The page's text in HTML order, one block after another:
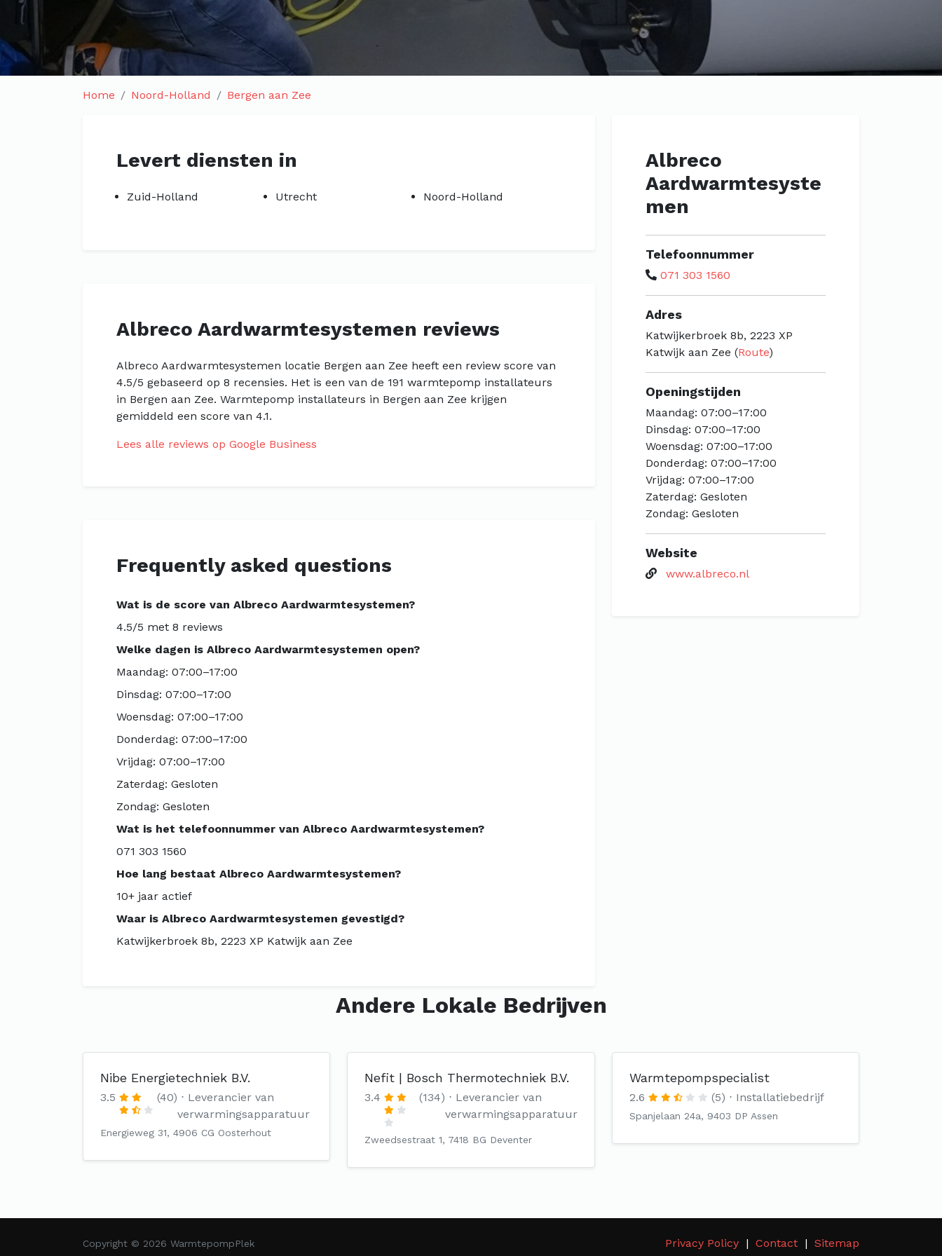
Home Noord-Holland Bergen aan Zee
Levert diensten in
Zuid-Holland Utrecht Noord-Holland
Albreco Aardwarmtesystemen reviews
Albreco Aardwarmtesystemen locatie Bergen aan Zee heeft een review score van
4.5/5 gebaseerd op 8 recensies. Het is een van de 191 warmtepomp installateurs
in Bergen aan Zee. Warmtepomp installateurs in Bergen aan Zee krijgen
gemiddeld een score van 4.1.
Lees alle reviews op Google Business
Frequently asked questions
Wat is de score van Albreco Aardwarmtesystemen?
4.5/5 met 8 reviews
Welke dagen is Albreco Aardwarmtesystemen open?
Maandag: 07:00–17:00
Dinsdag: 07:00–17:00
Woensdag: 07:00–17:00
Donderdag: 07:00–17:00
Vrijdag: 07:00–17:00
Zaterdag: Gesloten
Zondag: Gesloten
Wat is het telefoonnummer van Albreco Aardwarmtesystemen?
071 303 1560
Hoe lang bestaat Albreco Aardwarmtesystemen?
10+ jaar actief
Waar is Albreco Aardwarmtesystemen gevestigd?
Katwijkerbroek 8b, 2223 XP Katwijk aan Zee
Albreco
Aardwarmtesyste
men
Telefoonnummer
071 303 1560
Adres
Katwijkerbroek 8b, 2223 XP
Katwijk aan Zee (Route)
Openingstijden
Maandag: 07:00–17:00
Dinsdag: 07:00–17:00
Woensdag: 07:00–17:00
Donderdag: 07:00–17:00
Vrijdag: 07:00–17:00
Zaterdag: Gesloten
Zondag: Gesloten
Website
www.albreco.nl
Andere Lokale Bedrijven
Nibe Energietechniek B.V.
3.5 (40)
Leverancier van
verwarmingsapparatuur
Energieweg 31, 4906 CG Oosterhout
Nefit | Bosch Thermotechniek B.V.
3.4 (134)
Leverancier van
verwarmingsapparatuur
Zweedsestraat 1, 7418 BG Deventer
Warmtepompspecialist
2.6 (5) Installatiebedrijf
Spanjelaan 24a, 9403 DP Assen
Copyright © 2026 WarmtepompPlek Privacy Policy Contact Sitemap